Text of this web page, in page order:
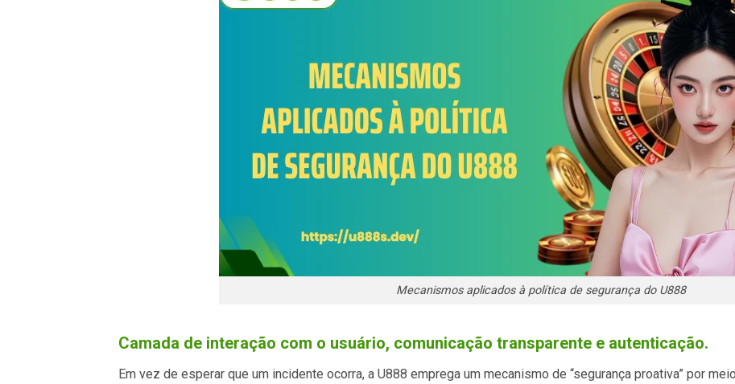
Mecanismos aplicados à política de segurança do U888
Camada de interação com o usuário, comunicação transparente e autenticação.
Em vez de esperar que um incidente ocorra, a U888 emprega um mecanismo de “segurança proativa” por